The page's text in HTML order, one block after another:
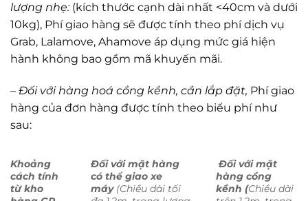
lượng nhẹ:(kích thước cạnh dài nhất <40cm và dưới
10kg), Phí giao hàng sẽ được tính theo phí dịch vụ
Grab, Lalamove, Ahamove áp dụng mức giá hiện
hành không bao gồm mã khuyến mãi.
– Đối với hàng hoá cồng kềnh, cần lắp đặt, Phí giao
hàng của đơn hàng được tính theo biểu phí như
sau:
Khoảng
cách tính
từ kho
Đối với mặt hàng
có thể giao xe
máy(Chiều dài tối
Đối với mặt
hàng cồng
kềnh (Chiều dài